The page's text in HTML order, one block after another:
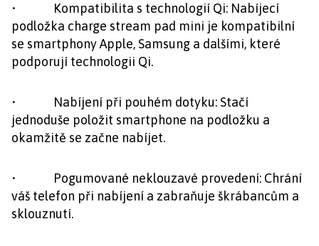
• Kompatibilita s technologií Qi: Nabíjecí
podložka charge stream pad mini je kompatibilní
se smartphony Apple, Samsung a dalšími, které
podporují technologii Qi.
• Nabíjení při pouhém dotyku: Stačí
jednoduše položit smartphone na podložku a
okamžitě se začne nabíjet.
• Pogumované neklouzavé provedení: Chrání
váš telefon při nabíjení a zabraňuje škrábancům a
sklouznutí.